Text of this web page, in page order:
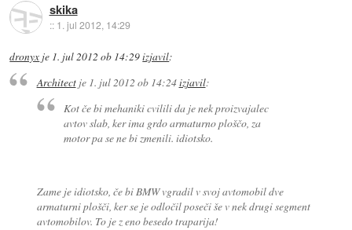
skika
:: 1. jul 2012, 14:29
dronyx je 1. jul 2012 ob 14:29izjavil:
Architectje 1. jul 2012 ob 14:24izjavil:
Kot če bi mehaniki cvilili da je nek proizvajalec
avtov slab, ker ima grdo armaturno ploščo, za
motor pa se ne bi zmenili. idiotsko.
Zame je idiotsko, če bi BMW vgradil v svoj avtomobil dve
armaturni plošči, ker se je odločil poseči še v nek drugi segment
avtomobilov. To je z eno besedo traparija!